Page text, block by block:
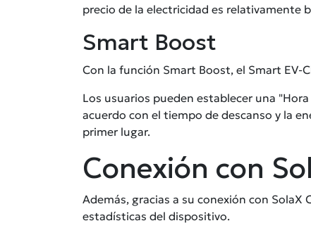
precio de la electricidad es relativamente
Smart Boost
Con la función Smart Boost, el Smart
Los usuarios pueden establecer una
acuerdo con el tiempo de descanso y la
primer lugar.
Conexión con
Además, gracias a su conexión con
estadísticas del dispositivo.